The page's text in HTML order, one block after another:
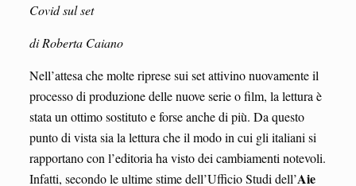
Covid sul set
di Roberta Caiano
Nell’attesa che molte riprese sui set attivino nuovamente il
processo di produzione delle nuove serie o film, la lettura è
stata un ottimo sostituto e forse anche di più. Da questo
punto di vista sia la lettura che il modo in cui gli italiani si
rapportano con l’editoria ha visto dei cambiamenti notevoli.
Infatti, secondo le ultime stime dell’Ufficio Studi dell’Aie